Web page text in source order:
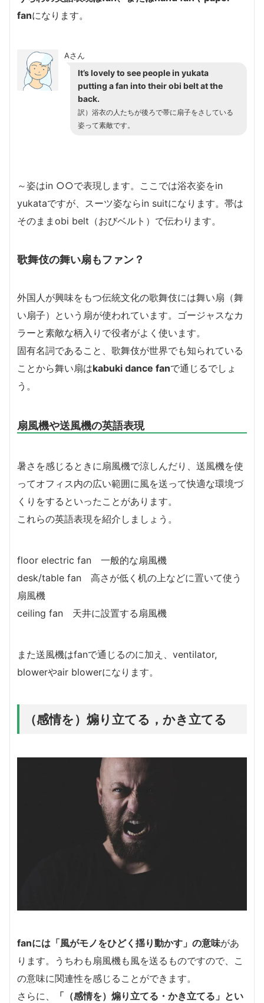
fanになります。
Aさん
It’s lovely to see people in yukata
putting a fan into their obi belt at the
back.
訳）浴衣の人たちが後ろで帯に扇子をさしている
姿って素敵です。
～姿はin ○○で表現します。ここでは浴衣姿をin
yukataですが、スーツ姿ならin suitになります。帯は
そのままobi belt（おびベルト）で伝わります。
歌舞伎の舞い扇もファン？
外国人が興味をもつ伝統文化の歌舞伎には舞い扇（舞
い扇子）という扇が使われています。ゴージャスなカ
ラーと素敵な柄入りで役者がよく使います。
固有名詞であること、歌舞伎が世界でも知られている
ことから舞い扇はkabuki dance fanで通じるでしょ
う。
扇風機や送風機の英語表現
暑さを感じるときに扇風機で涼しんだり、送風機を使
ってオフィス内の広い範囲に風を送って快適な環境づ
くりをするといったことがあります。
これらの英語表現を紹介しましょう。
floor electric fan 一般的な扇風機
desk/table fan 高さが低く机の上などに置いて使う
扇風機
ceiling fan 天井に設置する扇風機
また送風機はfanで通じるのに加え、ventilator,
blowerやair blowerになります。
（感情を）煽り立てる，かき立てる
fanには「風がモノをひどく揺り動かす」の意味があ
ります。うちわも扇風機も風を送るものですので、こ
の意味に関連性を感じることができます。
さらに、
「（感情を）煽り立てる・かき立てる」とい